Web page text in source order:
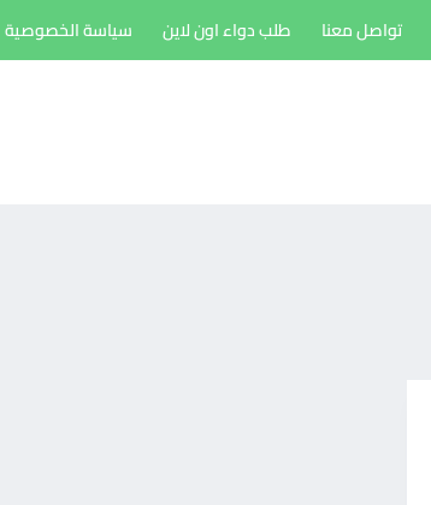
تواصل معنا طلب دواء اون لاين سياسة الخصوصية